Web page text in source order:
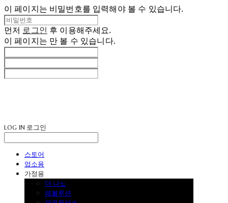
이 페이지는 비밀번호를 입력해야 볼 수 있습니다.
먼저 로그인 후 이용해주세요.
이 페이지는 만 볼 수 있습니다.
LOG IN 로그인
스토어
업소용
가정용
더 나노
레볼루션